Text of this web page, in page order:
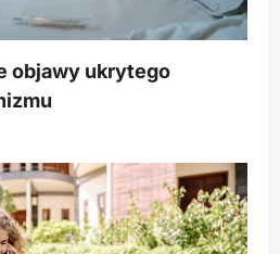
objawy ukrytego